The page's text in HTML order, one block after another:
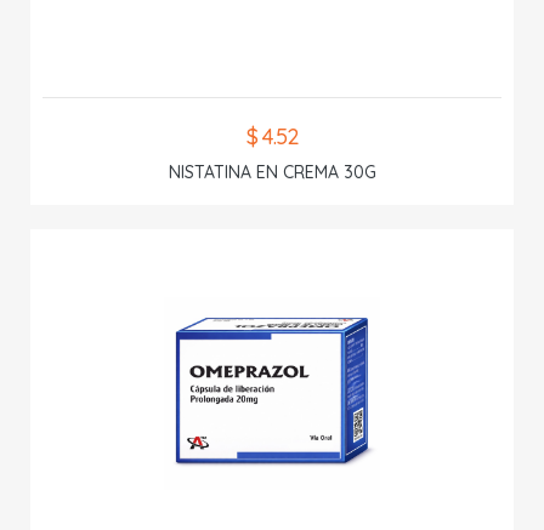
$ 4.52
NISTATINA EN CREMA 30G